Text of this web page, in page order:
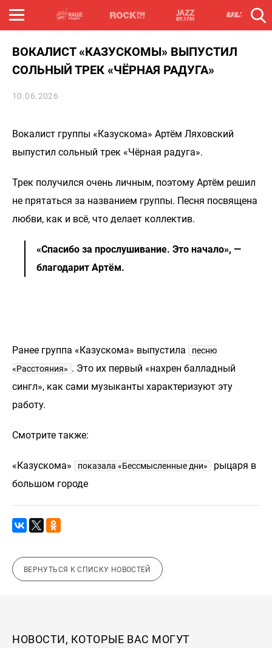
ВОКАЛИСТ «КАЗУСКОМЫ» ВЫПУСТИЛ
СОЛЬНЫЙ ТРЕК «ЧЁРНАЯ РАДУГА»
10.06.2026
Вокалист группы «Казускома» Артём Ляховский
выпустил сольный трек «Чёрная радуга».
Трек получился очень личным, поэтому Артём решил
не прятаться за названием группы. Песня посвящена
любви, как и всё, что делает коллектив.
«Спасибо за прослушивание. Это начало», —
благодарит Артём.
Ранее группа «Казускома» выпустила
песню
«Расстояния» . Это их первый «нахрен балладный
сингл», как сами музыканты характеризуют эту
работу.
Смотрите также:
«Казускома» показала «Бессмысленные дни»
рыцаря в
большом городе
ВЕРНУТЬСЯ К СПИСКУ НОВОСТЕЙ
НОВОСТИ, КОТОРЫЕ ВАС МОГУТ